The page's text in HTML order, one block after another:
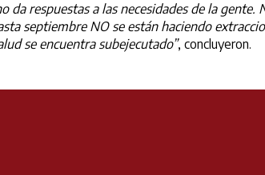
respuestas a las necesidades de la
septiembre NO se están haciendo
se encuentra subejecutado”, concluyeron.